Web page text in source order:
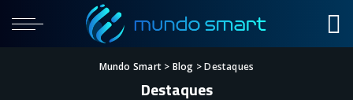
Mundo Smart > Blog >Destaques
Destaques